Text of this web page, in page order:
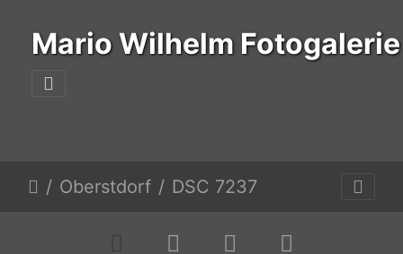
Mario Wilhelm Fotogalerie
Oberstdorf DSC 7237